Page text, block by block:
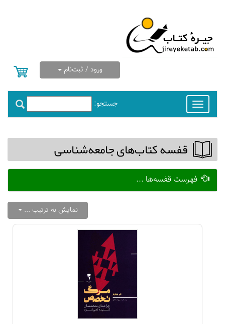
ورود / ثبت‌نام
جستجو:
Toggle
navigation
قفسه كتاب‌های جامعه‌شناسی
فهرست قفسه‌ها ...
نمایش به ترتیب ...